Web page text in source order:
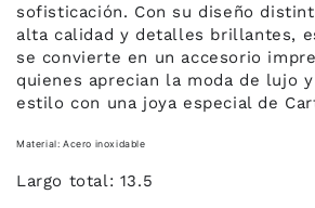
sofisticación. Con su diseño
alta calidad y detalles brillantes,
se convierte en un accesorio
quienes aprecian la moda de lujo
estilo con una joya especial de
Material: Acero inoxidable
Largo total: 13.5